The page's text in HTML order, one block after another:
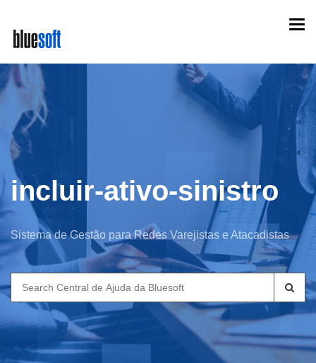
main
content
incluir-ativo-sinistro
Sistema de Gestão para Redes Varejistas e Atacadistas
Search
for: